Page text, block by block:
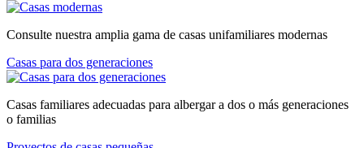
Consulte nuestra amplia gama de casas unifamiliares modernas
Casas para dos generaciones
Casas familiares adecuadas para albergar a dos o más generaciones
o familias